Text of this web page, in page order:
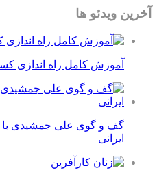
آخرین ویدئو ها
آموزش کامل راه اندازی
گف و گوی علی جمشیدی با
ایرانی